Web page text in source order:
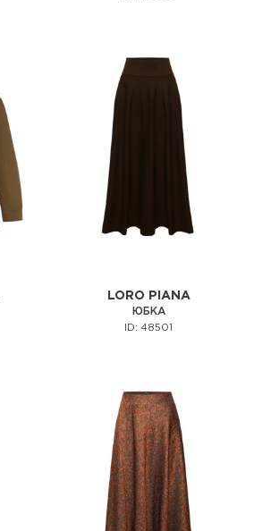
LORO PIANA
ЮБКА
ID: 48501